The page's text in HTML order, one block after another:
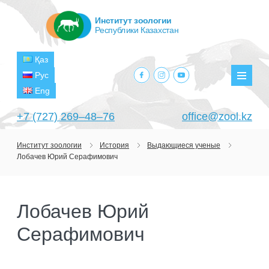
+7 (727) 269‒48‒76 office@zool.kz
Қаз
Рус
Eng
facebook.com
instagram.com
youtube.com
Институт зоологии
Республики Казахстан
ГЛАВНАЯ
ЦЕЛИ И ЗАДАЧИ
РУКОВОДСТВО
ПОДРАЗДЕЛЕНИЯ
ЛАБОРАТОРИИ
ПРОЕКТЫ
Институт зоологии История
Выдающиеся ученые
Лобачев Юрий Серафимович
Лобачев Юрий
Серафимович